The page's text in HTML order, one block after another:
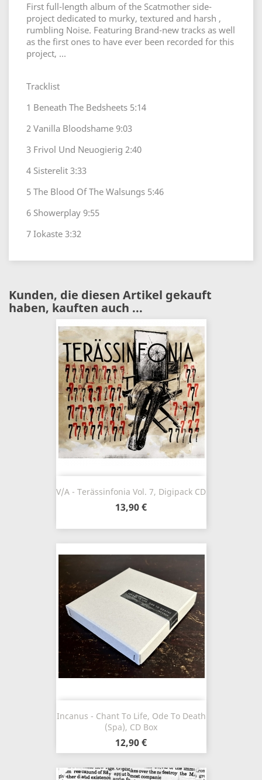
First full-length album of the Scatmother side-
project dedicated to murky, textured and harsh ,
rumbling Noise. Featuring Brand-new tracks as well
as the first ones to have ever been recorded for this
project, ...
Tracklist
1 Beneath The Bedsheets 5:14
2 Vanilla Bloodshame 9:03
3 Frivol Und Neuogierig 2:40
4 Sisterelit 3:33
5 The Blood Of The Walsungs 5:46
6 Showerplay 9:55
7 Iokaste 3:32
Kunden, die diesen Artikel gekauft
haben, kauften auch ...
V/A - Terässinfonia Vol. 7, Digipack CD
13,90 €
Incanus - Chant To Life, Ode To Death
(Spa), CD Box
12,90 €